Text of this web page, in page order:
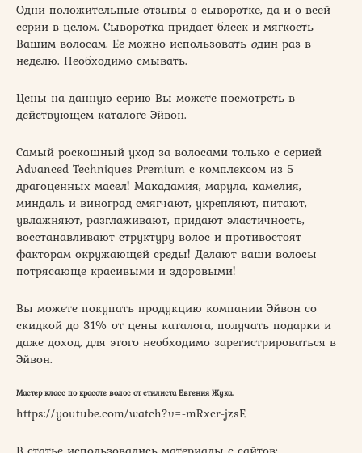
Одни положительные отзывы о сыворотке, да и о всей
серии в целом. Сыворотка придает блеск и мягкость
Вашим волосам. Ее можно использовать один раз в
неделю. Необходимо смывать.
Цены на данную серию Вы можете посмотреть в
действующем каталоге Эйвон.
Самый роскошный уход за волосами только с серией
Advanced Techniques Premium с комплексом из 5
драгоценных масел! Макадамия, марула, камелия,
миндаль и виноград смягчают, укрепляют, питают,
увлажняют, разглаживают, придают эластичность,
восстанавливают структуру волос и противостоят
факторам окружающей среды! Делают ваши волосы
потрясающе красивыми и здоровыми!
Вы можете покупать продукцию компании Эйвон со
скидкой до 31% от цены каталога, получать подарки и
даже доход, для этого необходимо зарегистрироваться в
Эйвон.
Мастер класс по красоте волос от стилиста Евгения Жука.
https://youtube.com/watch?v=-mRxcr-jzsE